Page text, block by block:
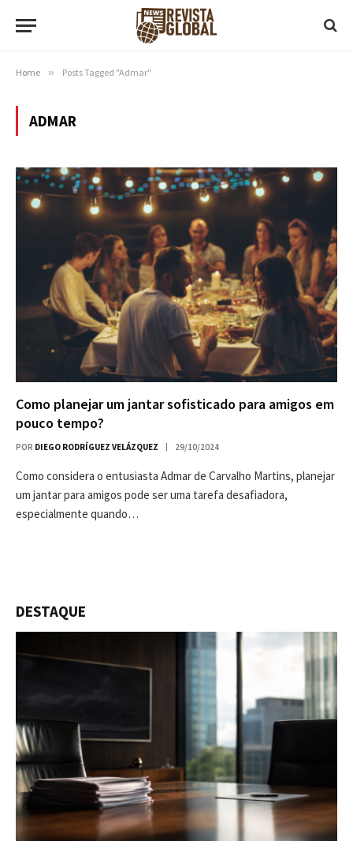
Home » Posts Tagged "Admar"
ADMAR
Como planejar um jantar sofisticado para amigos em
pouco tempo?
POR DIEGO RODRÍGUEZ VELÁZQUEZ 29/10/2024
Como considera o entusiasta Admar de Carvalho Martins, planejar
um jantar para amigos pode ser uma tarefa desafiadora,
especialmente quando…
DESTAQUE